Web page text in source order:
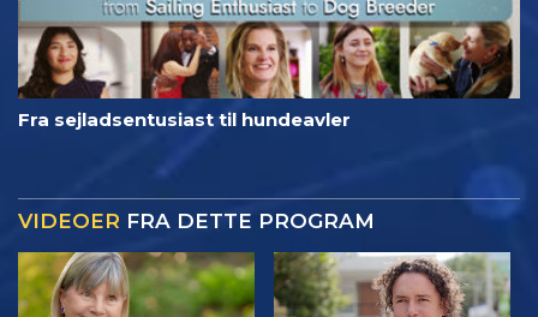
Fra sejladsentusiast til hundeavler
VIDEOER FRA DETTE PROGRAM